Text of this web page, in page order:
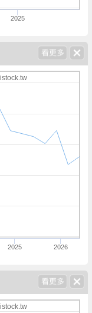
2025
2025 2026